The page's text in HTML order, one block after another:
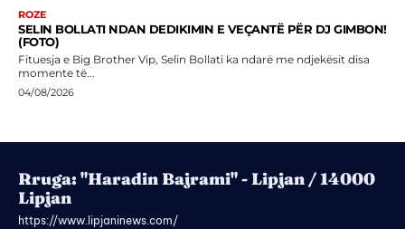
ROZE
SELIN BOLLATI NDAN DEDIKIMIN E VEÇANTË PËR DJ GIMBON!
(FOTO)
Fituesja e Big Brother Vip, Selin Bollati ka ndarë me ndjekësit disa
momente të...
04/08/2026
Rruga: "Haradin Bajrami" - Lipjan / 14000
Lipjan
https://www.lipjaninews.com/